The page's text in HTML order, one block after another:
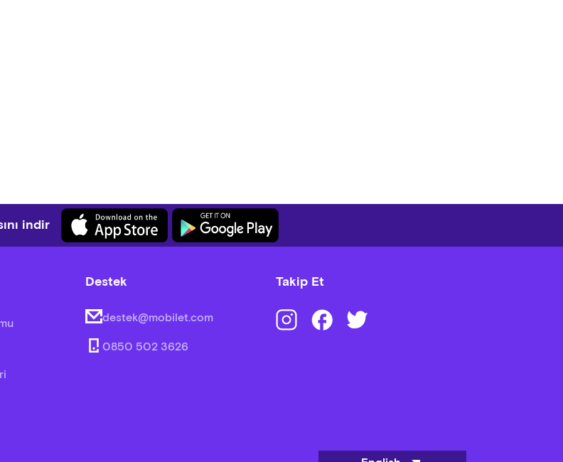
indir
Destek
destek@mobilet.com
0850 502 3626
Takip Et